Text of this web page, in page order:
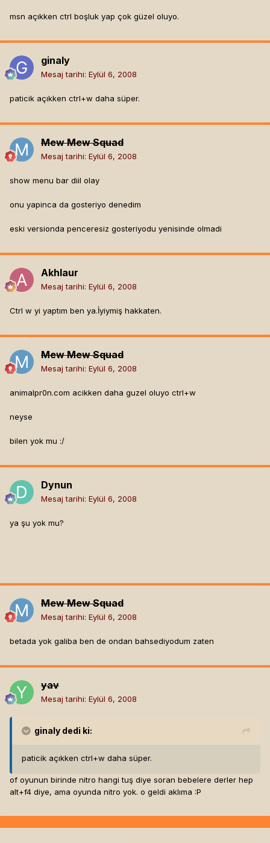
msn açıkken ctrl boşluk yap çok güzel oluyo.
ginaly
Mesaj tarihi: Eylül 6, 2008
paticik açıkken ctrl+w daha süper.
Mew Mew Squad
Mesaj tarihi: Eylül 6, 2008
show menu bar diil olay
onu yapinca da gosteriyo denedim
eski versionda penceresiz gosteriyodu yenisinde olmadi
Akhlaur
Mesaj tarihi: Eylül 6, 2008
Ctrl w yi yaptım ben ya.İyiymiş hakkaten.
Mew Mew Squad
Mesaj tarihi: Eylül 6, 2008
animalpr0n.com acikken daha guzel oluyo ctrl+w
neyse
bilen yok mu :/
Dynun
Mesaj tarihi: Eylül 6, 2008
ya şu yok mu?
Mew Mew Squad
Mesaj tarihi: Eylül 6, 2008
betada yok galiba ben de ondan bahsediyodum zaten
yav
Mesaj tarihi: Eylül 6, 2008
ginaly dedi ki:
paticik açıkken ctrl+w daha süper.
of oyunun birinde nitro hangi tuş diye soran bebelere derler hep
alt+f4 diye, ama oyunda nitro yok. o geldi aklıma :P